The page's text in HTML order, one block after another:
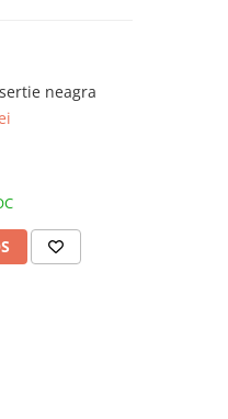
neagra